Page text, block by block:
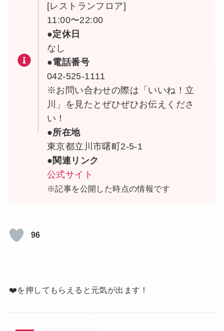
[レストランフロア]
11:00〜22:00
●定休日
なし
●電話番号
042-525-1111
※お問い合わせの際は「いいね！立
川」を見たとぜひぜひお伝えくださ
い！
●所在地
東京都立川市曙町2-5-1
●関連リンク
公式サイト
※記事を公開した時点の情報です
96
❤️を押してもらえると元気が出ます！